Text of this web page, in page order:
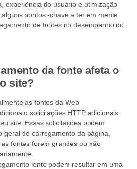
experiência do usuário e otimização
pontos -chave a ter em mente
de fontes no desempenho do
da fonte afeta o
site?
as fontes da Web
solicitações HTTP adicionais
site. Essas solicitações podem
geral de carregamento da página,
fontes forem grandes ou não
lento podem resultar em uma